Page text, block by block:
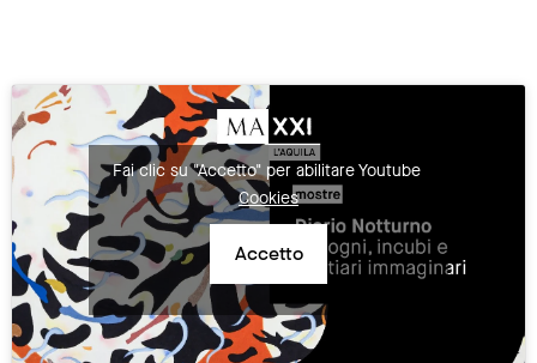
Fai clic su "Accetto" per abilitare Youtube
Cookies
Accetto